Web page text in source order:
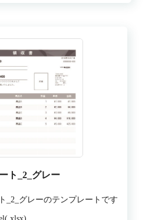
ト_2_グレー
_2_グレーのテンプレートです